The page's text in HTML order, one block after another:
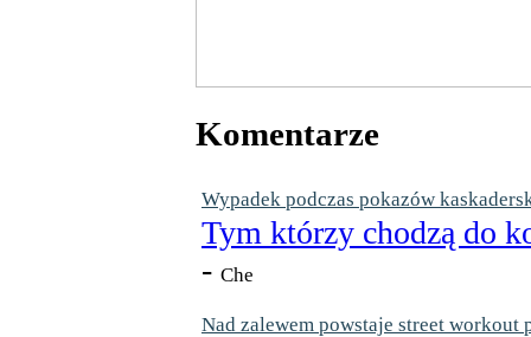
Komentarze
Wypadek podczas pokazów
Tym którzy chodzą do
- Che
Nad zalewem powstaje street workout